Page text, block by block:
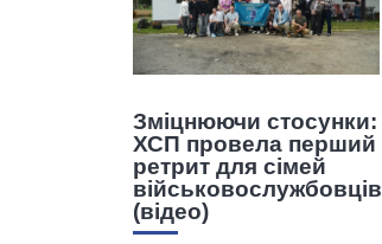
Зміцнюючи стосунки:
ХСП провела перший
ретрит для сімей
військовослужбовців
(відео)